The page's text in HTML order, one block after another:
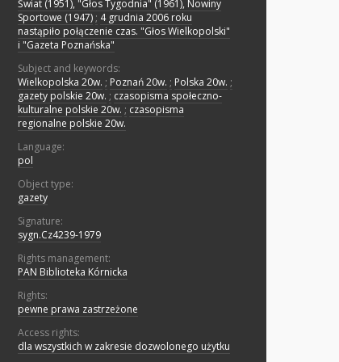
Świat (1951), "Głos Tygodnia" (1961), Nowiny
Sportowe (1947) ; 4 grudnia 2006 roku
nastąpiło połączenie czas. "Głos Wielkopolski"
i "Gazeta Poznańska"
Subject and keywords:
Wielkopolska 20w. ; Poznań 20w. ; Polska 20w. ;
gazety polskie 20w. ; czasopisma społeczno-
kulturalne polskie 20w. ; czasopisma
regionalne polskie 20w.
Language:
pol
Object type:
gazety
Signature:
sygn.Cz4239-1979
Rights management:
PAN Biblioteka Kórnicka
Rights:
pewne prawa zastrzeżone
Access rights:
dla wszystkich w zakresie dozwolonego użytku